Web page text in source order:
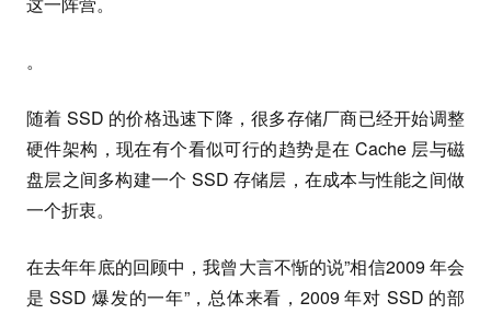
。
随着 SSD 的价格迅速下降，很多存储厂商已经开始调整
硬件架构，现在有个看似可行的趋势是在 Cache 层与磁
盘层之间多构建一个 SSD 存储层，在成本与性能之间做
一个折衷。
在去年年底的回顾中，我曾大言不惭的说”相信2009 年会
是 SSD 爆发的一年”，总体来看，2009 年对 SSD 的部